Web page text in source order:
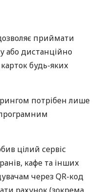
приймати
або дистанційно
будь-яких
потрібен лише
цілий сервіс
кафе та інших
через QR-код